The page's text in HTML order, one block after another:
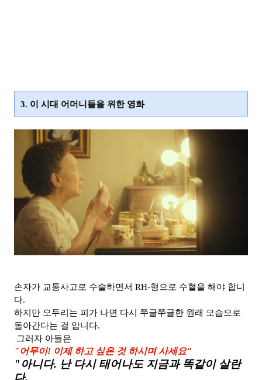
3. 이 시대 어머니들을 위한 영화
손자가 교통사고로 수술하면서 RH-형으로 수혈을 해야 합니
다.
하지만 오두리는 피가 나면 다시 쭈글쭈글한 원래 모습으로
돌아간다는 걸 압니다.
그러자 아들은
"어무이! 이제 하고 싶은 것 하시며 사세요"
"아니다. 난 다시 태어나도 지금과 똑같이 살란
다.